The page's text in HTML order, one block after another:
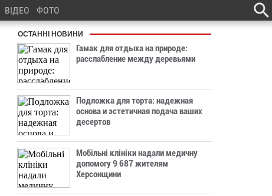
ВІДЕО ФОТО
ОСТАННІ НОВИНИ
Гамак для отдыха на природе:
расслабление между деревьями
Подложка для торта: надежная
основа и эстетичная подача ваших
десертов
Мобільні клініки надали медичну
допомогу 9 687 жителям
Херсонщини